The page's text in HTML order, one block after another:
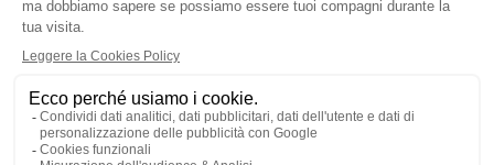
Farmaceutica Bramante- via Pacini 30 20131 Milano (Milano)
info@farmaciabramante.it
01032620153 | Numero R.E.A.:
Powered byPrenofa Web DesignFulcri srl